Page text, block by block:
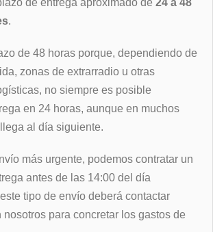
de entrega aproximado de 24 a 48
.
de 48 horas porque, dependiendo de
zonas de extrarradio u otras
no siempre es posible
en 24 horas, aunque en muchos
al día siguiente.
más urgente, podemos contratar un
antes de las 14:00 del día
tipo de envío deberá contactar
nosotros para concretar los gastos de